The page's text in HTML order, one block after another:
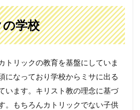
学校
トリックの教育を基盤にしていま
になっており学校からミサに出る
います。キリスト教の理念に基づ
。もちろんカトリックでない子供